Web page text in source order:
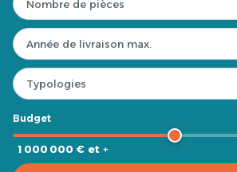
Budget
1 000 000 € et +